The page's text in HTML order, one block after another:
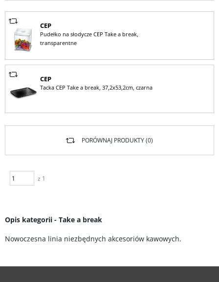
CEP
Pudełko na słodycze CEP Take a break,
transparentne
CEP
Tacka CEP Take a break, 37,2x53,2cm, czarna
z 1
PORÓWNAJ PRODUKTY (0)
Opis kategorii - Take a break
Nowoczesna linia niezbędnych akcesoriów kawowych.